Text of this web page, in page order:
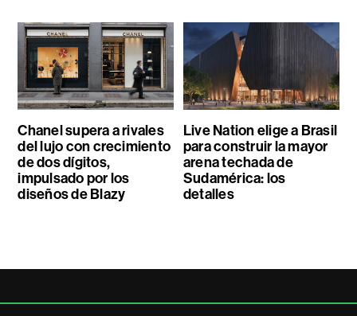
Chanel supera a rivales
del lujo con crecimiento
de dos dígitos,
impulsado por los
diseños de Blazy
Live Nation elige a Brasil
para construir la mayor
arena techada de
Sudamérica: los
detalles